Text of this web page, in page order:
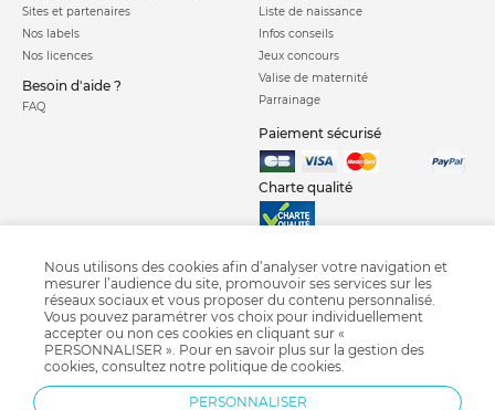
Sites et partenaires
Nos labels
Nos licences
Besoin d'aide ?
FAQ
Liste de naissance
Infos conseils
Jeux concours
Valise de maternité
Parrainage
Paiement sécurisé
Charte qualité
Poussette Moodd Poussette combinée
Poussette citadine
Poussette canne
Poussette jumeaux Poussette triplés
Sac à langer
Poussette Bébé confort
Nous utilisons des cookies afin d’analyser votre navigation et
mesurer l’audience du site, promouvoir ses services sur les
réseaux sociaux et vous proposer du contenu personnalisé.
Vous pouvez paramétrer vos choix pour individuellement
accepter ou non ces cookies en cliquant sur «
PERSONNALISER ». Pour en savoir plus sur la gestion des
cookies, consultez notre politique de cookies.
PERSONNALISER